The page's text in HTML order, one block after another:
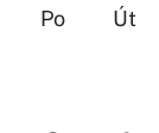
Po Út